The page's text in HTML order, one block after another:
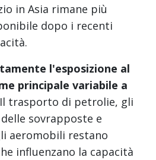
in Asia rimane più
dopo i recenti
l'esposizione al
principale variabile a
Il trasporto di petrolie, gli
sovrapposte e
aeromobili restano
influenzano la capacità